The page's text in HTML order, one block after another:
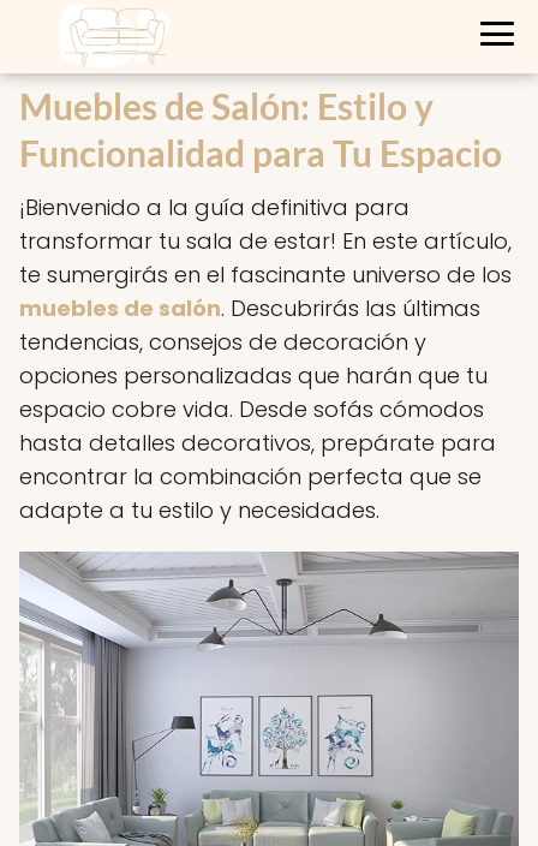
Muebles de Salón: Estilo y
Funcionalidad para Tu Espacio
¡Bienvenido a la guía definitiva para
transformar tu sala de estar! En este artículo,
te sumergirás en el fascinante universo de los
muebles de salón. Descubrirás las últimas
tendencias, consejos de decoración y
opciones personalizadas que harán que tu
espacio cobre vida. Desde sofás cómodos
hasta detalles decorativos, prepárate para
encontrar la combinación perfecta que se
adapte a tu estilo y necesidades.